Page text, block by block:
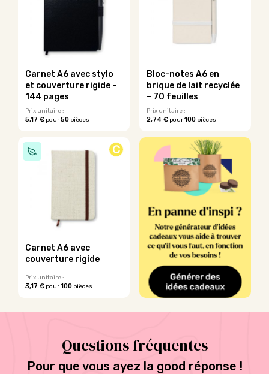
Carnet A6 avec stylo
et couverture rigide –
144 pages
Prix unitaire :
5,17 € pour50 pièces
Bloc-notes A6 en
brique de lait recyclée
– 70 feuilles
Prix unitaire :
2,74 €pour100pièces
C
Carnet A6 avec
couverture rigide
Prix unitaire :
3,17 € pour100 pièces
Questions fréquentes
Pour que vous ayez la good réponse !